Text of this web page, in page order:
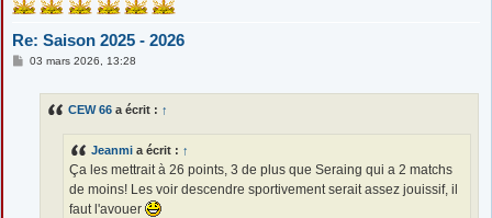
Re: Saison 2025 - 2026
M03 mars 2026, 13:28
CEW 66 a écrit : ↑
Jeanmi a écrit : ↑
Ça les mettrait à 26 points, 3 de plus que Seraing qui a 2 matchs
de moins! Les voir descendre sportivement serait assez jouissif, il
faut l'avouer